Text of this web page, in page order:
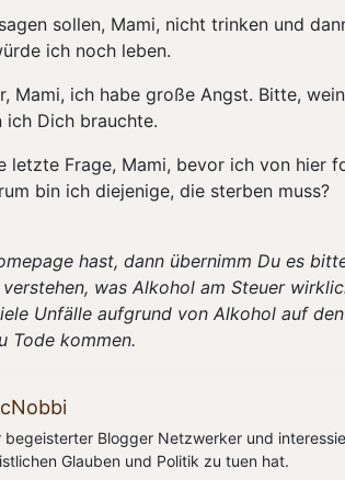
sollen, Mami, nicht trinken und
ich noch leben.
Mami, ich habe große Angst. Bitte,
ich Dich brauchte.
letzte Frage, Mami, bevor ich von hier
bin ich diejenige, die sterben muss?
hast, dann übernimm Du es
was Alkohol am Steuer
Unfälle aufgrund von Alkohol auf
Tode kommen.
begeisterter Blogger Netzwerker und
Glauben und Politik zu tuen hat.